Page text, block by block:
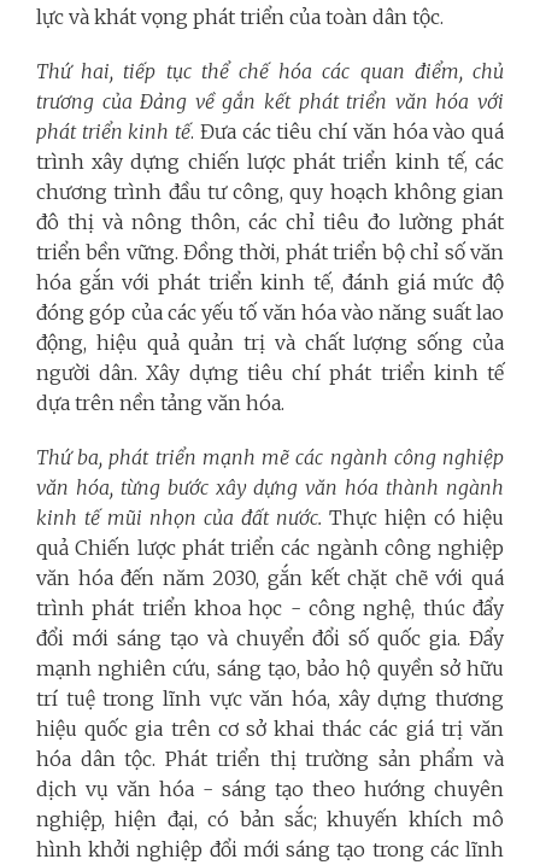
lực và khát vọng phát triển của toàn dân tộc.
Thứ hai, tiếp tục thể chế hóa các quan điểm, chủ
trương của Đảng về gắn kết phát triển văn hóa với
phát triển kinh tế. Đưa các tiêu chí văn hóa vào quá
trình xây dựng chiến lược phát triển kinh tế, các
chương trình đầu tư công, quy hoạch không gian
đô thị và nông thôn, các chỉ tiêu đo lường phát
triển bền vững. Đồng thời, phát triển bộ chỉ số văn
hóa gắn với phát triển kinh tế, đánh giá mức độ
đóng góp của các yếu tố văn hóa vào năng suất lao
động, hiệu quả quản trị và chất lượng sống của
người dân. Xây dựng tiêu chí phát triển kinh tế
dựa trên nền tảng văn hóa.
Thứ ba, phát triển mạnh mẽ các ngành công nghiệp
văn hóa, từng bước xây dựng văn hóa thành ngành
kinh tế mũi nhọn của đất nước. Thực hiện có hiệu
quả Chiến lược phát triển các ngành công nghiệp
văn hóa đến năm 2030, gắn kết chặt chẽ với quá
trình phát triển khoa học - công nghệ, thúc đẩy
đổi mới sáng tạo và chuyển đổi số quốc gia. Đẩy
mạnh nghiên cứu, sáng tạo, bảo hộ quyền sở hữu
trí tuệ trong lĩnh vực văn hóa, xây dựng thương
hiệu quốc gia trên cơ sở khai thác các giá trị văn
hóa dân tộc. Phát triển thị trường sản phẩm và
dịch vụ văn hóa - sáng tạo theo hướng chuyên
nghiệp, hiện đại, có bản sắc; khuyến khích mô
hình khởi nghiệp đổi mới sáng tạo trong các lĩnh